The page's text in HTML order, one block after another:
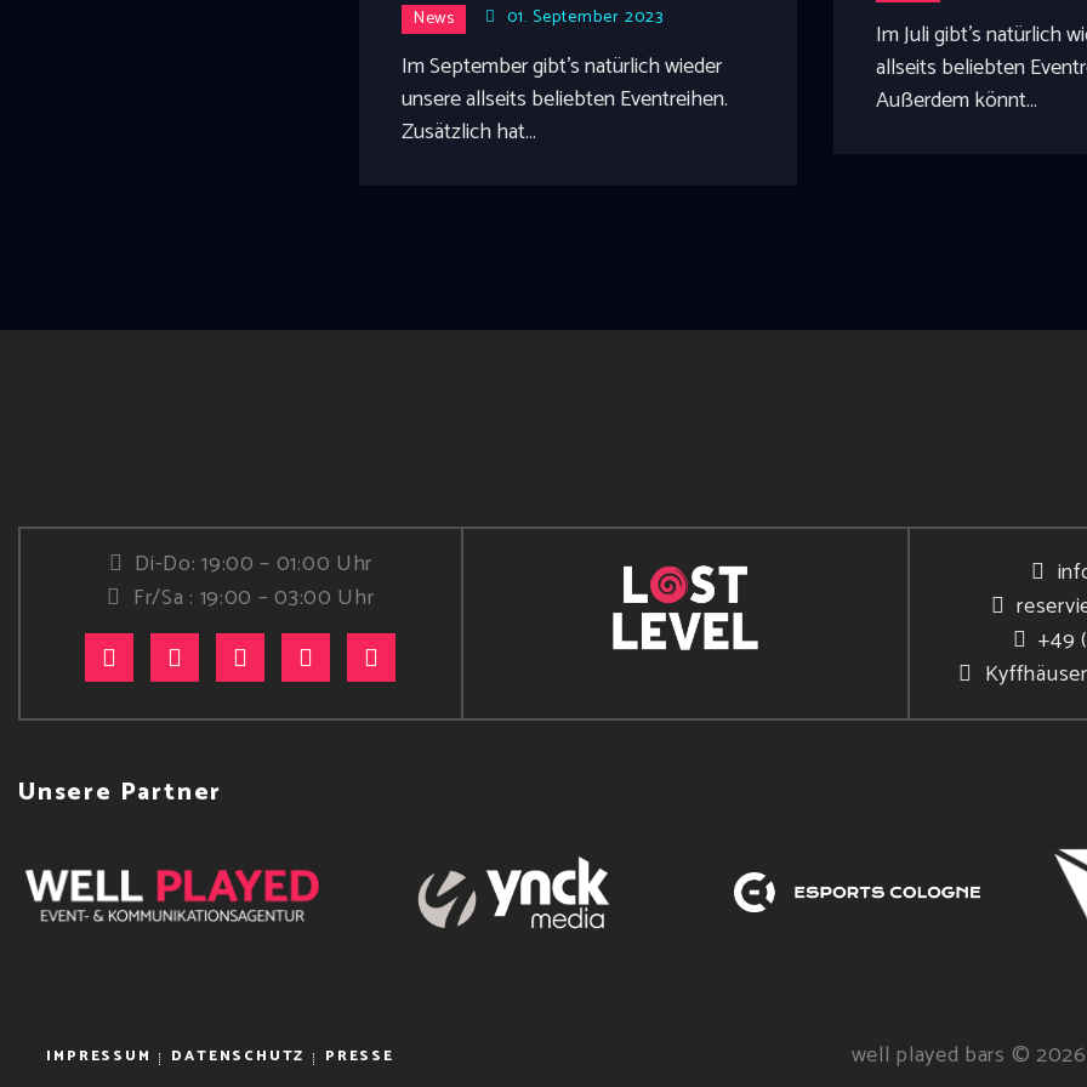
News 01. September 2023
Im September gibt's natürlich wieder
unsere allseits beliebten Eventreihen.
Zusätzlich hat…
Im Juli gibt's natürlich
allseits beliebten
Außerdem könnt…
Di-Do: 19:00 – 01:00 Uhr
Fr/Sa : 19:00 – 03:00 Uhr
+49
Unsere Partner
IMPRESSUM DATENSCHUTZ PRESSE well played bars ©